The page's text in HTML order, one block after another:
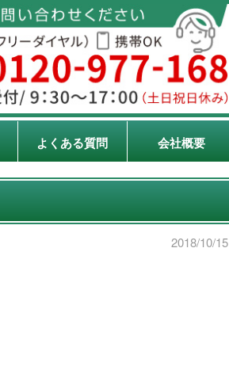
よくある質問 会社概要
2018/10/15